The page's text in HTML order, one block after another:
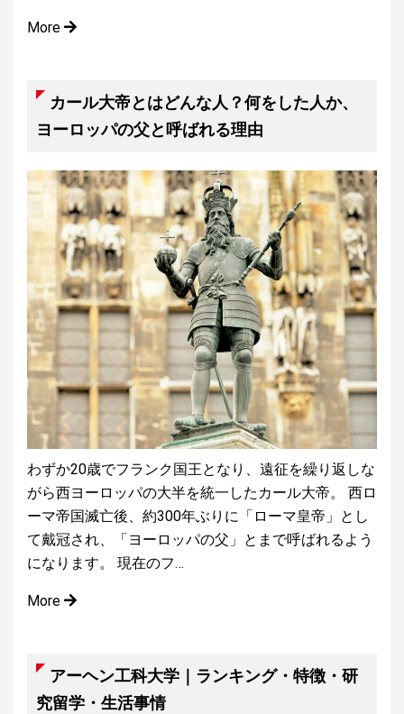
More
カール大帝とはどんな人？何をした人か、
ヨーロッパの父と呼ばれる理由
わずか20歳でフランク国王となり、遠征を繰り返しな
がら西ヨーロッパの大半を統一したカール大帝。 西ロ
ーマ帝国滅亡後、約300年ぶりに「ローマ皇帝」とし
て戴冠され、「ヨーロッパの父」とまで呼ばれるよう
になります。 現在のフ…
More
アーヘン工科大学｜ランキング・特徴・研
究留学・生活事情